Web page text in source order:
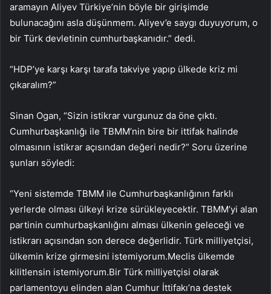
aramayın Aliyev Türkiye’nin böyle bir girişimde
bulunacağını asla düşünmem. Aliyev’e saygı duyuyorum, o
bir Türk devletinin cumhurbaşkanıdır.” dedi.
“HDP’ye karşı karşı tarafa takviye yapıp ülkede kriz mi
çıkaralım?”
Sinan Ogan, “Sizin istikrar vurgunuz da öne çıktı.
Cumhurbaşkanlığı ile TBMM’nin bire bir ittifak halinde
olmasının istikrar açısından değeri nedir?” Soru üzerine
şunları söyledi:
“Yeni sistemde TBMM ile Cumhurbaşkanlığının farklı
yerlerde olması ülkeyi krize sürükleyecektir. TBMM’yi alan
partinin cumhurbaşkanlığını alması ülkenin geleceği ve
istikrarı açısından son derece değerlidir. Türk milliyetçisi,
ülkemin krize girmesini istemiyorum.Meclis ülkemde
kilitlensin istemiyorum.Bir Türk milliyetçisi olarak
parlamentoyu elinden alan Cumhur İttifakı’na destek